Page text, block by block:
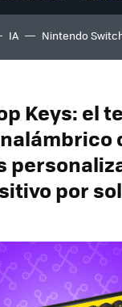
IA Nintendo
Keys: el
por